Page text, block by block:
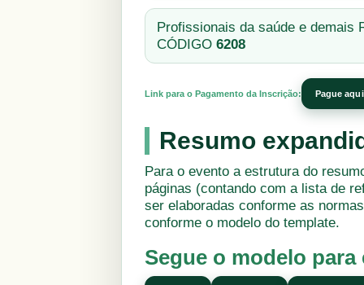
Profissionais da saúde e demais
CÓDIGO 6208
Link para o Pagamento da Inscrição: Pague aqui
Resumo
Para o evento a estrutura do
páginas (contando com a lista de
ser elaboradas conforme as
conforme o modelo do template.
Segue o modelo